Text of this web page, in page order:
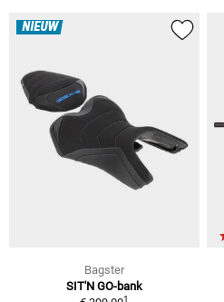
NIEUW
Bagster
SIT'N GO-bank
1